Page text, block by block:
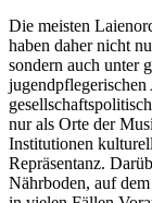
Die meisten
haben daher nicht
sondern auch unter
jugendpflegerischen
nur als Orte der
Institutionen
Repräsentanz.
Nährboden, auf